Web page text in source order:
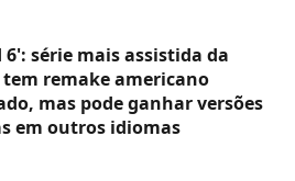
6': série mais assistida da
remake americano
mas pode ganhar versões
em outros idiomas